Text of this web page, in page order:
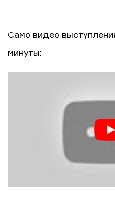
Само видео
минуты: